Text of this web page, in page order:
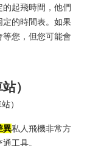
起飛時間，他們
定的時間表。如果
您，但您可能會
）
異私人飛機非常方
工具。